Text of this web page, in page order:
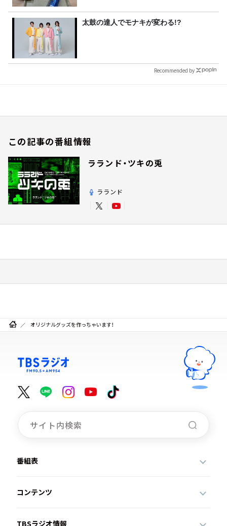
太鼓の達人でモナキが変わる!?
Recommended by
この記事の番組情報
ラランド・ツキの兎
ラランド
オリジナルグッズを作っちゃいます！
番組表
コンテンツ
TBSラジオ情報